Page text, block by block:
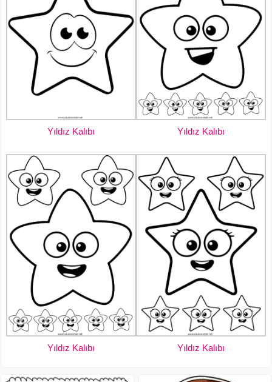
Yıldız Kalıbı Yıldız Kalıbı
Yıldız Kalıbı Yıldız Kalıbı